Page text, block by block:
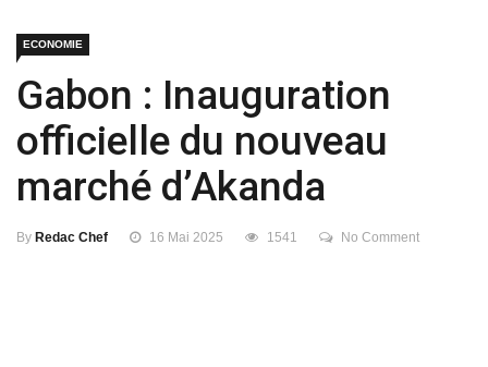
ECONOMIE
Gabon : Inauguration
officielle du nouveau
marché d’Akanda
By Redac Chef 16 Mai 2025 1541 No Comment